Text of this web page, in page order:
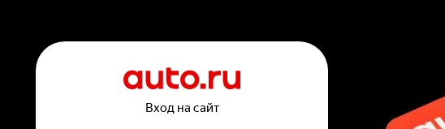
Вход на сайт